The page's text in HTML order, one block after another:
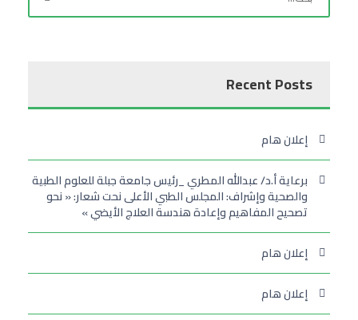
Recent Posts
إعلان هام
برعاية أ.د/ عبدالله المطري _رئيس جامعة جبلة للعلوم الطبية
والصحية وإشراف: المجلس الطبي الأعلى نحت شعار: « نحو
تصحيح المفاهيم وإعادة هندسة العلاج الأيضي »
إعلان هام
إعلان هام